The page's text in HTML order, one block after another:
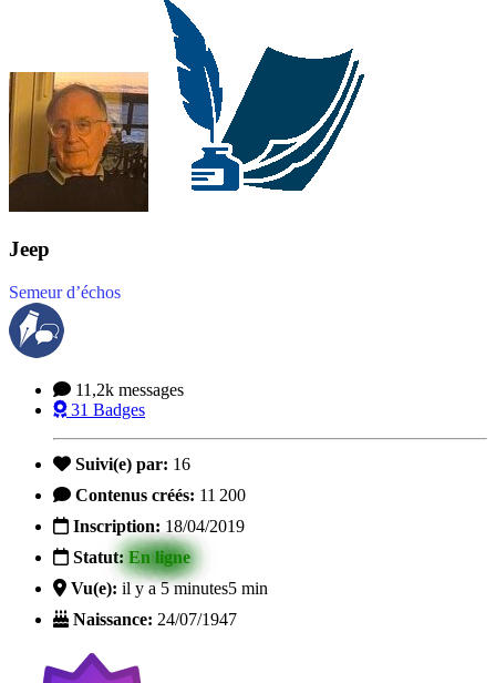
Jeep
Semeur d’échos
11,2k messages
31 Badges
Suivi(e) par: 16
Contenus créés: 11 200
Inscription: 18/04/2019
Statut: En ligne
Vu(e): il y a 5 minutes5 min
Naissance: 24/07/1947